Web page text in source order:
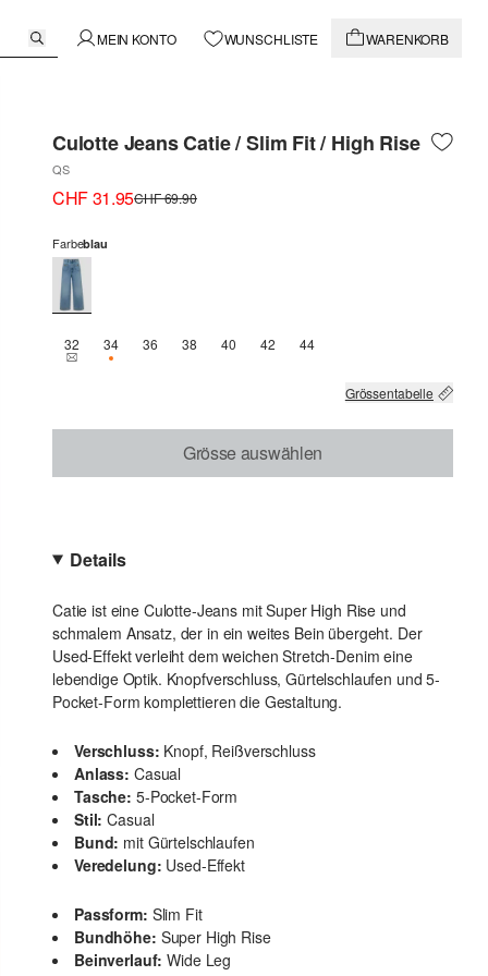
MEIN KONTO WUNSCHLISTE WARENKORB
Culotte Jeans Catie / Slim Fit / High Rise
QS
CHF 31.95CHF 69.90
Farbeblau
32THIS SIZE IS CURRENTLY OUT OF STOCK
34NUR 1 VERFÜGBAR
36 38 40 42 44
Grössentabelle
Grösse auswählen
Details
Catie ist eine Culotte-Jeans mit Super High Rise und
schmalem Ansatz, der in ein weites Bein übergeht. Der
Used-Effekt verleiht dem weichen Stretch-Denim eine
lebendige Optik. Knopfverschluss, Gürtelschlaufen und 5-
Pocket-Form komplettieren die Gestaltung.
Verschluss: Knopf, Reißverschluss
Anlass: Casual
Tasche: 5-Pocket-Form
Stil: Casual
Bund: mit Gürtelschlaufen
Veredelung: Used-Effekt
Passform: Slim Fit
Bundhöhe: Super High Rise
Beinverlauf: Wide Leg